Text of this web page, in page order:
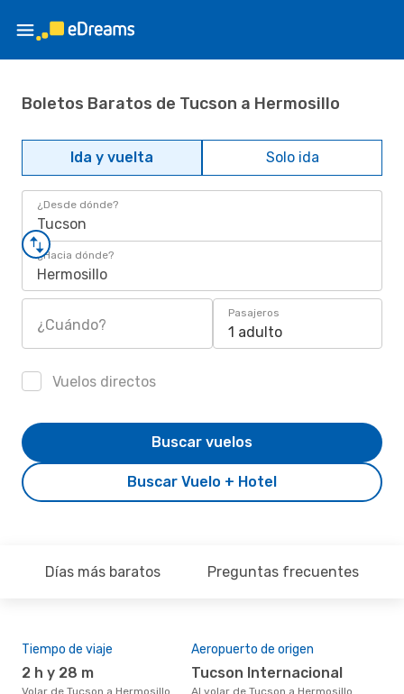
Boletos Baratos de Tucson a Hermosillo
Ida y vuelta Solo ida
¿Desde dónde?
Tucson
¿Hacia dónde?
Hermosillo
¿Cuándo?
Pasajeros
1 adulto
Vuelos directos
Buscar Vuelo + Hotel
Buscar vuelos
Días más baratos Preguntas frecuentes
Tiempo de viaje
2 h y 28 m
Volar de Tucson a Hermosillo
Aeropuerto de origen
Tucson Internacional
Al volar de Tucson a Hermosillo